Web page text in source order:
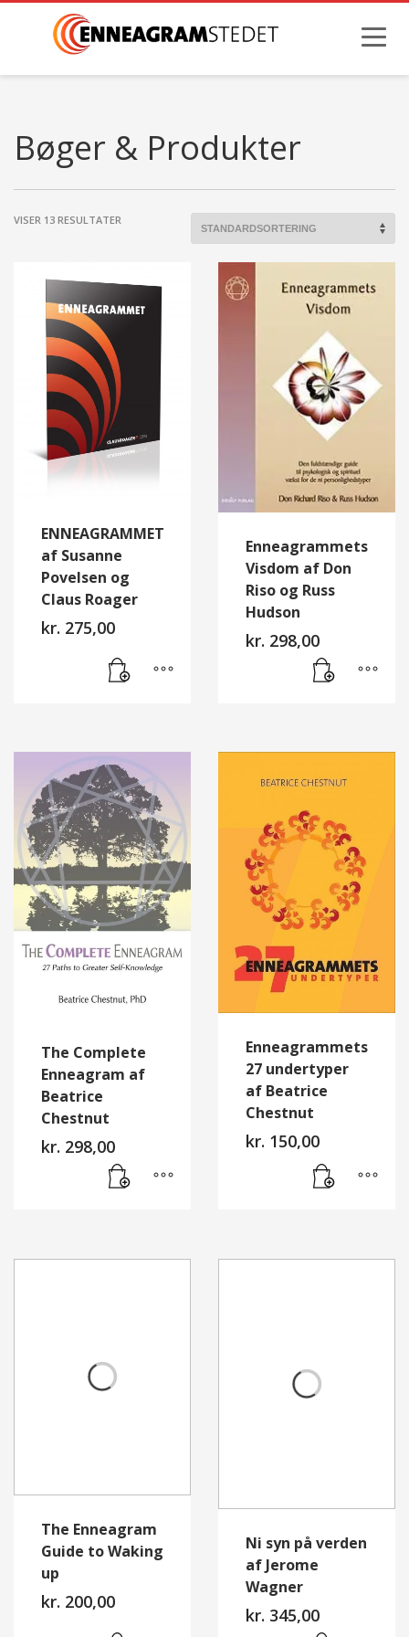
Bøger & Produkter
VISER 13 RESULTATER
ENNEAGRAMMET
af Susanne
Povelsen og
Claus Roager
kr. 275,00
Enneagrammets
Visdom af Don
Riso og Russ
Hudson
kr. 298,00
The Complete
Enneagram af
Beatrice
Chestnut
kr. 298,00
Enneagrammets
27 undertyper
af Beatrice
Chestnut
kr. 150,00
The Enneagram
Guide to Waking
up
kr. 200,00
Ni syn på verden
af Jerome
Wagner
kr. 345,00